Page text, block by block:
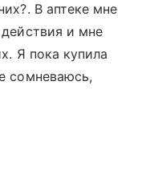
В аптеке мне
и мне
Я пока купила
сомневаюсь,